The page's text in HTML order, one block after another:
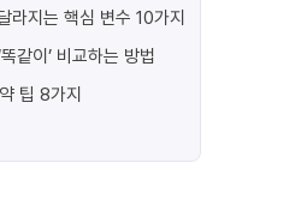
라지는 핵심 변수 10가지
같이’ 비교하는 방법
팁 8가지